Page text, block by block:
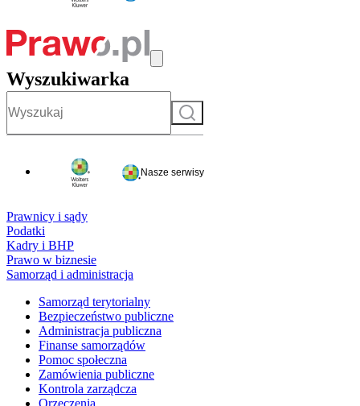
Wyszukiwarka
Szukaj
Nasze serwisy
Prawnicy i sądy
Podatki
Kadry i BHP
Prawo w biznesie
Samorząd i administracja
Samorząd terytorialny
Bezpieczeństwo publiczne
Administracja publiczna
Finanse samorządów
Pomoc społeczna
Zamówienia publiczne
Kontrola zarządcza